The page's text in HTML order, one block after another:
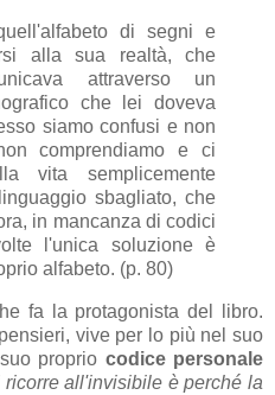
di segni e
alla sua realtà, che
attraverso un
che lei doveva
siamo confusi e non
comprendiamo e ci
vita semplicemente
sbagliato, che
in mancanza di codici
l'unica soluzione è
alfabeto. (p. 80)
fa la protagonista del libro.
vive per lo più nel suo
proprio codice personale
ricorre all'invisibile è perché la